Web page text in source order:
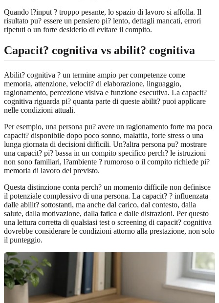
Quando l?input ? troppo pesante, lo spazio di lavoro si affolla. Il
risultato pu? essere un pensiero pi? lento, dettagli mancati, errori
ripetuti o un forte desiderio di evitare il compito.
Capacit? cognitiva vs abilit? cognitiva
Abilit? cognitiva ? un termine ampio per competenze come
memoria, attenzione, velocit? di elaborazione, linguaggio,
ragionamento, percezione visiva e funzione esecutiva. La capacit?
cognitiva riguarda pi? quanta parte di queste abilit? puoi applicare
nelle condizioni attuali.
Per esempio, una persona pu? avere un ragionamento forte ma poca
capacit? disponibile dopo poco sonno, malattia, forte stress o una
lunga giornata di decisioni difficili. Un?altra persona pu? mostrare
una capacit? pi? bassa in un compito specifico perch? le istruzioni
non sono familiari, l?ambiente ? rumoroso o il compito richiede pi?
memoria di lavoro del previsto.
Questa distinzione conta perch? un momento difficile non definisce
il potenziale complessivo di una persona. La capacit? ? influenzata
dalle abilit? sottostanti, ma anche dal carico, dal contesto, dalla
salute, dalla motivazione, dalla fatica e dalle distrazioni. Per questo
una lettura corretta di qualsiasi test o screening di capacit? cognitiva
dovrebbe considerare le condizioni attorno alla prestazione, non solo
il punteggio.